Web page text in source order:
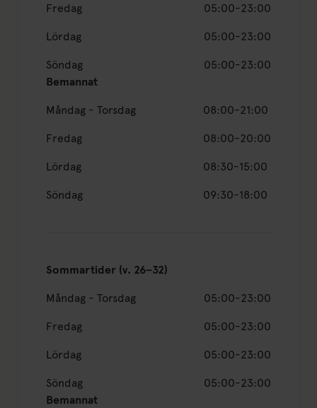
Fredag 05:00-23:00
Lördag 05:00-23:00
Söndag
05:00-23:00
Bemannat
Måndag - Torsdag 08:00-21:00
Fredag 08:00-20:00
Lördag 08:30-15:00
Söndag 09:30-18:00
Sommartider (v. 26–32)
Måndag - Torsdag 05:00-23:00
Fredag 05:00-23:00
Lördag 05:00-23:00
Söndag
05:00-23:00
Bemannat